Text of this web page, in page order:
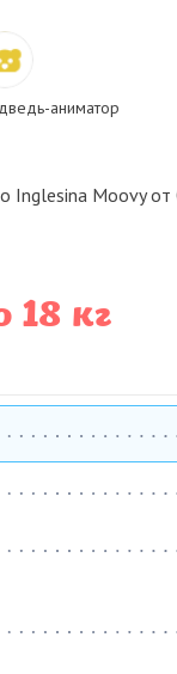
аниматор
Inglesina Moovy от
кг